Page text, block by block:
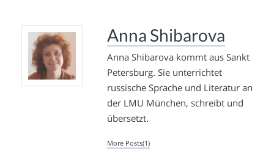
Anna Shibarova
Anna Shibarova kommt aus Sankt
Petersburg. Sie unterrichtet
russische Sprache und Literatur an
der LMU München, schreibt und
übersetzt.
More Posts(1)